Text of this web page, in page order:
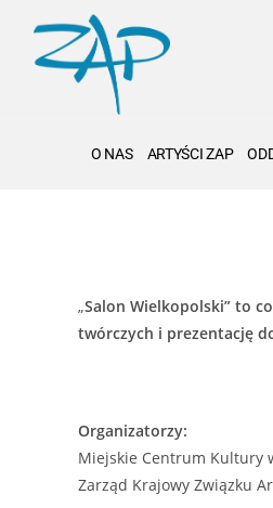
O NAS ARTYŚCI ZAP
„Salon Wielkopolski” to
twórczych i prezentację
Organizatorzy:
Miejskie Centrum Kultury
Zarząd Krajowy Związku